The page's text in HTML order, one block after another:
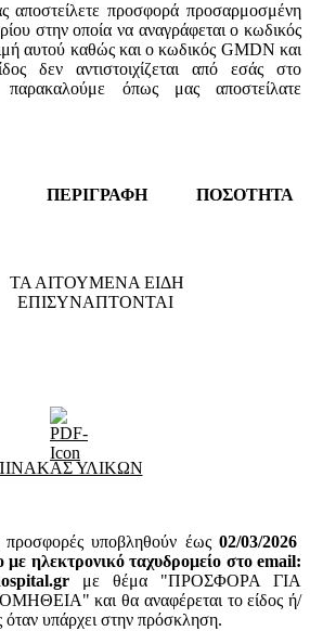
αποστείλετε προσφορά προσαρμοσμένη
στην οποία να αναγράφεται ο κωδικός
αυτού καθώς και ο κωδικός GMDN και
δεν αντιστοιχίζεται από εσάς στο
παρακαλούμε όπως μας αποστείλατε
ΠΕΡΙΓΡΑΦΗ ΠΟΣΟΤΗΤΑ
ΤΑ ΑΙΤΟΥΜΕΝΑ ΕΙΔΗ
ΕΠΙΣΥΝΑΠΤΟΝΤΑΙ
ΥΛΙΚΩΝ
προσφορές υποβληθούν έως 02/03/2026
με ηλεκτρονικό ταχυδρομείο στο email:
με θέμα "ΠΡΟΣΦΟΡΑ ΓΙΑ
και θα αναφέρεται το είδος ή/
όταν υπάρχει στην πρόσκληση.